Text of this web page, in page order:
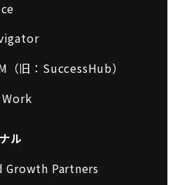
旧：SuccessHub）
ル
Growth Partners